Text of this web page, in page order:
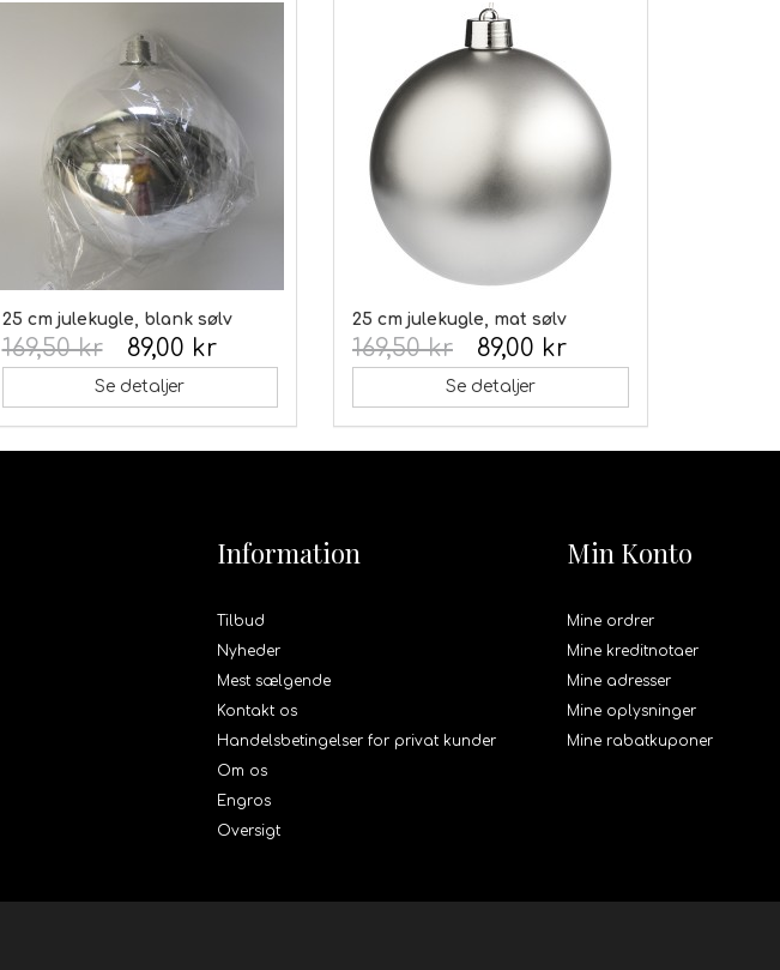
25 cm julekugle, blank sølv
89,00 kr
169,50 kr
Se detaljer
25 cm julekugle, mat sølv
89,00 kr
169,50 kr
Se detaljer
Information
Tilbud
Nyheder
Mest sælgende
Kontakt os
Handelsbetingelser for privat kunder
Om os
Engros
Oversigt
Min Konto
Mine ordrer
Mine kreditnotaer
Mine adresser
Mine oplysninger
Mine rabatkuponer